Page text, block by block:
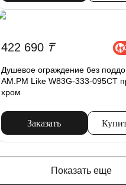
422 690 ₸
Душевое ограждение без
AM.PM Like W83G-333-095CT
хром
Заказать
Показать еще